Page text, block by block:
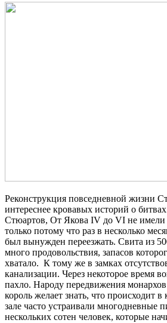
Реконструкция повседневной жизни
интереснее кровавых историй о
Стюартов, От Якова IV до VI не имели
только потому что раз в несколько
был вынужден переезжать. Свита из
много продовольствия, запасов
хватало. К тому же в замках
канализации. Через некоторое время
пахло. Народу передвижения
король желает знать, что происходит
зале часто устраивали многодневные
нескольких сотен человек, которые